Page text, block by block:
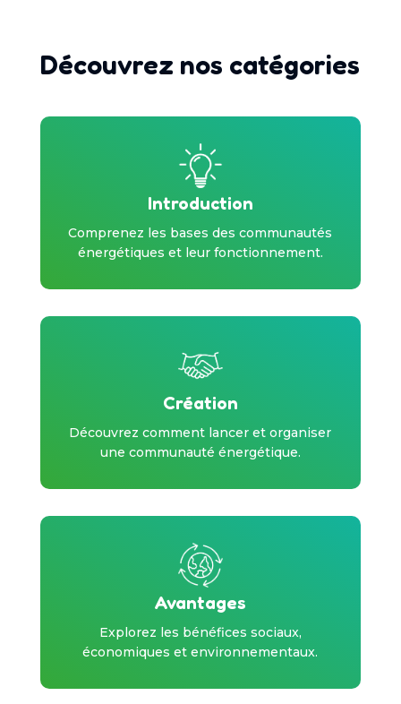
Découvrez nos catégories
Introduction
Comprenez les bases des communautés
énergétiques et leur fonctionnement.
Création
Découvrez comment lancer et organiser
une communauté énergétique.
Avantages
Explorez les bénéfices sociaux,
économiques et environnementaux.